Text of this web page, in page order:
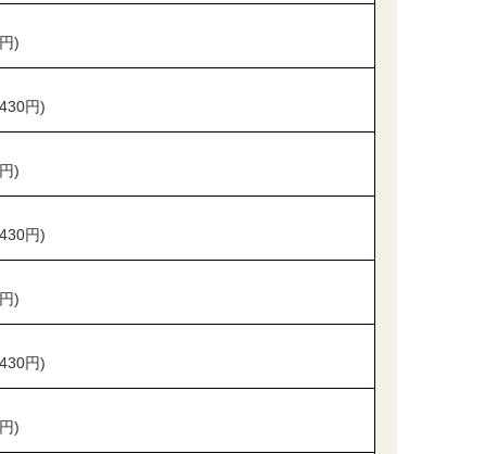
)
円)
)
円)
)
円)
)